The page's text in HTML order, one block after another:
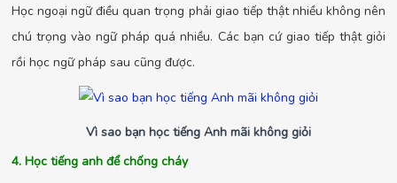
Học ngoại ngữ điều quan trọng phải giao tiếp thật nhiều không nên
chú trọng vào ngữ pháp quá nhiều. Các bạn cứ giao tiếp thật giỏi
rồi học ngữ pháp sau cũng được.
Vì sao bạn học tiếng Anh mãi không giỏi
4. Học tiếng anh để chống cháy